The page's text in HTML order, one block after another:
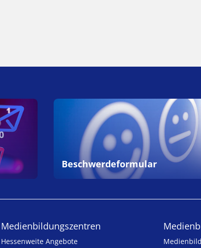
Beschwerdeformular
Medien­bildungs­zentren
Hessenweite Angebote